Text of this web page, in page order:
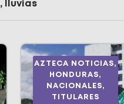
, lluvias
AZTECA NOTICIAS,
HONDURAS,
NACIONALES,
TITULARES